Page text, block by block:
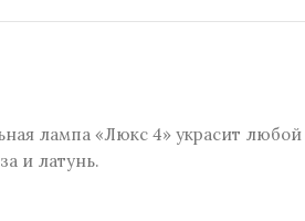
лампа «Люкс 4» украсит
и латунь.